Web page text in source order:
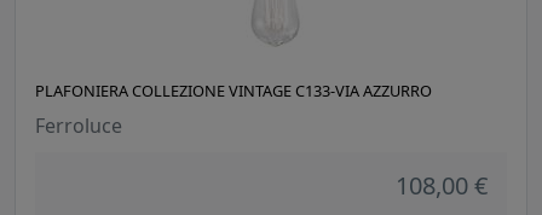
PLAFONIERA COLLEZIONE VINTAGE C133-VIA AZZURRO
Ferroluce
108,00 €